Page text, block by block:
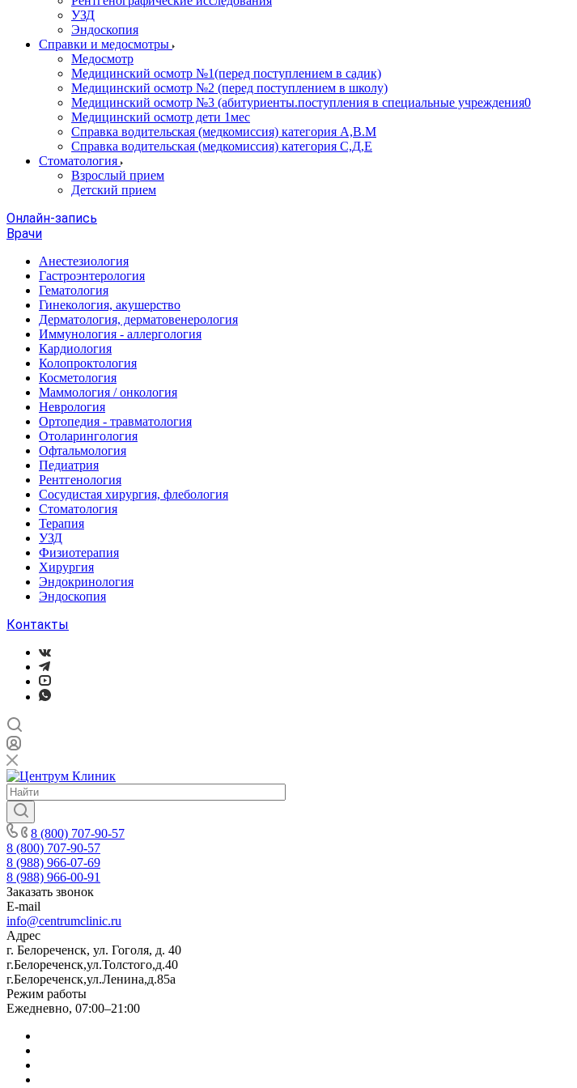
УЗД
Эндоскопия
Справки и медосмотры
Медосмотр
Медицинский осмотр №1(перед поступлением в садик)
Медицинский осмотр №2 (перед поступлением в школу)
Медицинский осмотр №3 (абитуриенты.поступления в специальные учреждения0
Медицинский осмотр дети 1мес
Справка водительская (медкомиссия) категория А,В.М
Справка водительская (медкомиссия) категория С,Д,Е
Стоматология
Взрослый прием
Детский прием
Онлайн-запись
Врачи
Анестезиология
Гастроэнтерология
Гематология
Гинекология, акушерство
Дерматология, дерматовенерология
Иммунология - аллергология
Кардиология
Колопроктология
Косметология
Маммология / онкология
Неврология
Ортопедия - травматология
Отоларингология
Офтальмология
Педиатрия
Рентгенология
Сосудистая хирургия, флебология
Стоматология
Терапия
УЗД
Физиотерапия
Хирургия
Эндокринология
Эндоскопия
Контакты
8 (800) 707-90-57
8 (800) 707-90-57
8 (988) 966-07-69
8 (988) 966-00-91
Заказать звонок
E-mail
info@centrumclinic.ru
Адрес
г. Белореченск, ул. Гоголя, д. 40
г.Белореченск,ул.Толстого,д.40
г.Белореченск,ул.Ленина,д.85а
Режим работы
Ежедневно, 07:00–21:00